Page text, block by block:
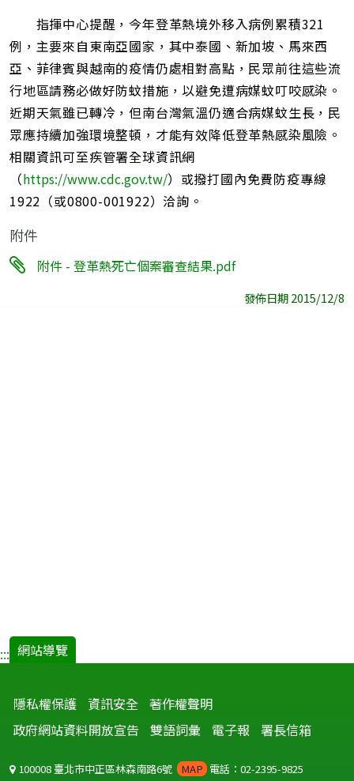
指揮中心提醒，今年登革熱境外移入病例累積321
例，主要來自東南亞國家，其中泰國、新加坡、馬來西
亞、菲律賓與越南的疫情仍處相對高點，民眾前往這些流
行地區請務必做好防蚊措施，以避免遭病媒蚊叮咬感染。
近期天氣雖已轉冷，但南台灣氣溫仍適合病媒蚊生長，民
眾應持續加強環境整頓，才能有效降低登革熱感染風險。
相關資訊可至疾管署全球資訊網
（https://www.cdc.gov.tw/）或撥打國內免費防疫專線
1922（或0800-001922）洽詢。
附件
附件 - 登革熱死亡個案審查結果.pdf
發佈日期 2015/12/8
::: 網站導覽
隱私權保護 資訊安全 著作權聲明
政府網站資料開放宣告
雙語詞彙 電子報 署長信箱
100008 臺北市中正區林森南路6號 MAP 電話：02-2395-9825